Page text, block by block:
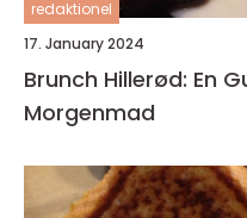
redaktionel
17. January 2024
Brunch Hillerød: En
Morgenmad